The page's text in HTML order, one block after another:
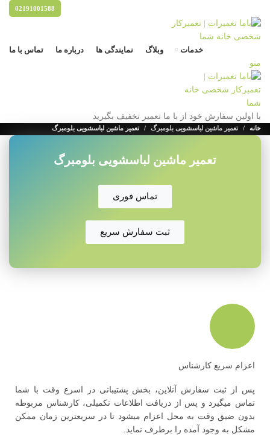
02191001588
خدمات وبلاگ نمایندگی ها درباره ما
تماس با ما
منو
با اولین سفارش خود از با ما تعمیر تخفیف بگیرید
خانه تعمیر ماشین لباسشویی بلومبرگ تعمیر ماشین لباسشویی بلومبرگ
تعمیر ماشین لباسشویی بلومبرگ
تماس فوری
ثبت سفارش سریع
اعزام سریع کارشناس
پس از ثبت سفارش آنلاین، بخش پشتیبانی در اسرع وقت با شما
تماس میگیرد و پس از دریافت اطلاعات تکمیلی، کارشناس مربوطه
بدون ضیق وقت به محل اعزام میشود تا در سریعترین زمان ممکن
مشکل به وجود آمده را برطرف نماید.